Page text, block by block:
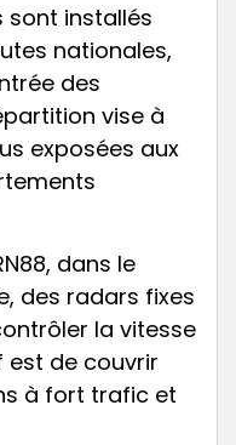
sont installés
nationales,
des
vise à
exposées aux
dans le
des radars fixes
la vitesse
est de couvrir
à fort trafic et